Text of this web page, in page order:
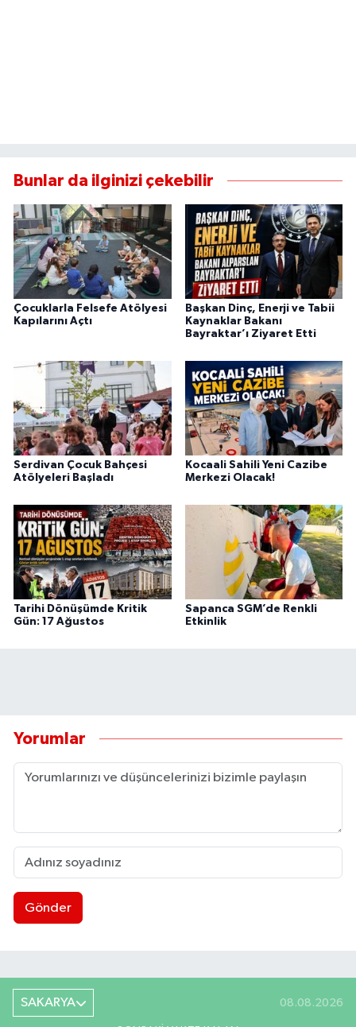
Bunlar da ilginizi çekebilir
Çocuklarla Felsefe Atölyesi
Kapılarını Açtı
Başkan Dinç, Enerji ve Tabii
Kaynaklar Bakanı
Bayraktar’ı Ziyaret Etti
Serdivan Çocuk Bahçesi
Atölyeleri Başladı
Kocaali Sahili Yeni Cazibe
Merkezi Olacak!
Tarihi Dönüşümde Kritik
Gün: 17 Ağustos
Sapanca SGM’de Renkli
Etkinlik
Yorumlar
Gönder
SAKARYA 08.08.2026